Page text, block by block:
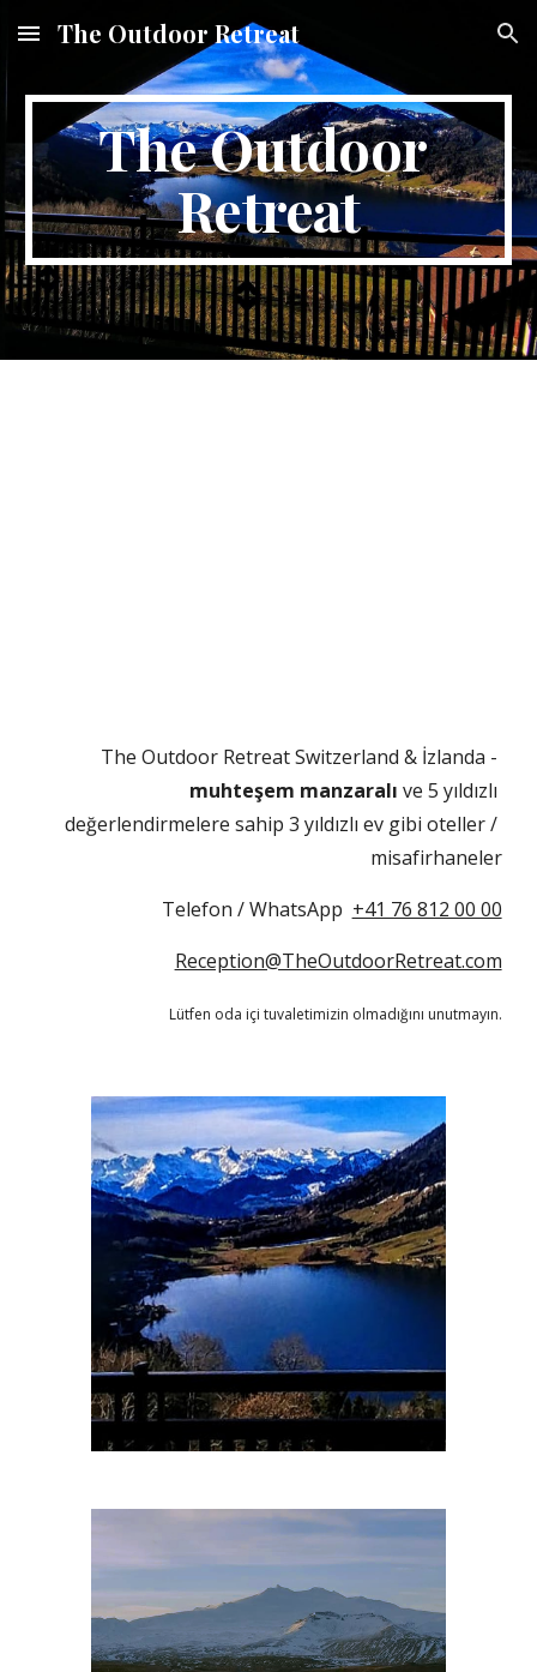
Skip to main content Skip to navigation
The Outdoor Retreat
The Outdoor
Retreat
muhteşem manzaralı ve 5 yıldızlı
değerlendirmelere sahip 3 yıldızlı ev gibi oteller /
misafirhaneler
Telefon / WhatsApp +41 76 812 00 00
Reception@TheOutdoorRetreat.com
Lütfen oda içi tuvaletimizin olmadığını unutmayın.